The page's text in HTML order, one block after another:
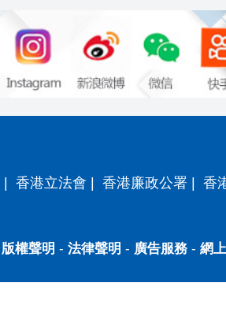
| 香港立法會 | 香港廉政公署 | 香
版權聲明 - 法律聲明 - 廣告服務- 網